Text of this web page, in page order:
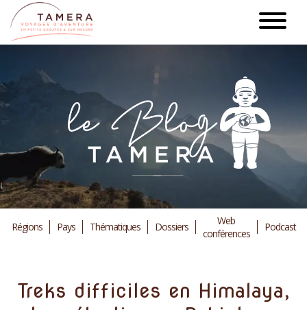
Aller
au
contenu
Régions Pays Thématiques Dossiers
Web
conférences
Podcast
Treks difficiles en Himalaya,